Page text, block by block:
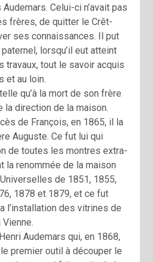
Celui-ci n’avait pas
frères, de quitter le Crêt-
ses connaissances. Il put
lorsqu’il eut atteint
travaux, tout le savoir acquis
et au loin.
qu’à la mort de son frère
la direction de la maison.
de François, en 1865, il la
Auguste. Ce fut lui qui
de toutes les montres extra-
la renommée de la maison
de 1851, 1855,
1878 et 1879, et ce fut
l’installation des vitrines de
Audemars qui, en 1868,
premier outil à découper le